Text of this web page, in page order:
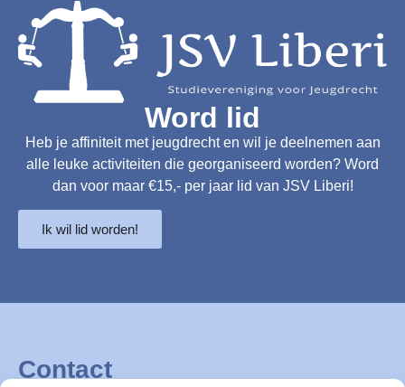
Word lid
Heb je affiniteit met jeugdrecht en wil je deelnemen aan
alle leuke activiteiten die georganiseerd worden? Word
dan voor maar €15,- per jaar lid van JSV Liberi!
Ik wil lid worden!
Contact